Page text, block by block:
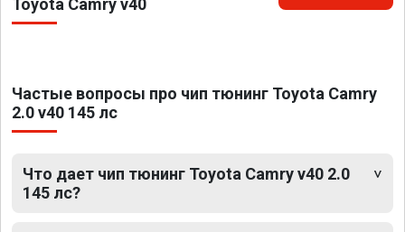
Toyota Camry v40
Частые вопросы про чип тюнинг Toyota Camry
2.0 v40 145 лс
Что дает чип тюнинг Toyota Camry v40 2.0
145 лс?